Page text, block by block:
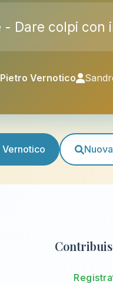
Dare colpi con
Vernotico